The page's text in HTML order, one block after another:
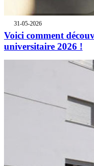
31-05-2026
Voici comment
universitaire 2026 !